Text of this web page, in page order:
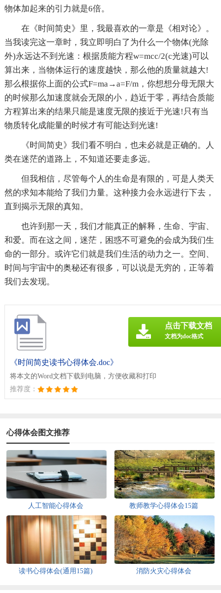
物体加起来的引力就是6倍。
在《时间简史》里，我最喜欢的一章是《相对论》。
当我读完这一章时，我立即明白了为什么一个物体(光除
外)永远达不到光速：根据质能方程w=mcc/2(c光速)可以
算出来，当物体运行的速度越快，那么他的质量就越大!
那么根据你上面的公式F=ma→a=F/m，你想想分母无限大
的时候那么加速度就会无限的小，趋近于零，再结合质能
方程算出来的结果只能是速度无限的接近于光速!只有当
物质转化成能量的时候才有可能达到光速!
《时间简史》我们看不明白，也未必就是正确的。人
类在迷茫的道路上，不知道还要走多远。
但我相信，尽管每个人的生命是有限的，可是人类天
然的求知本能给了我们力量。这种接力会永远进行下去，
直到揭示无限的真知。
也许到那一天，我们才能真正的解释，生命、宇宙、
和爱。而在这之间，迷茫，困惑不可避免的会成为我们生
命的一部分。或许它们就是我们生活的动力之一。空间、
时间与宇宙中的奥秘还有很多，可以说是无穷的，正等着
我们去发现。
《时间简史读书心得体会.doc》
将本文的Word文档下载到电脑，方便收藏和打印
推荐度：
点击下载文档
文档为doc格式
心得体会图文推荐
人工智能心得体会 教师教学心得体会15篇
读书心得体会(通用15篇) 消防火灾心得体会